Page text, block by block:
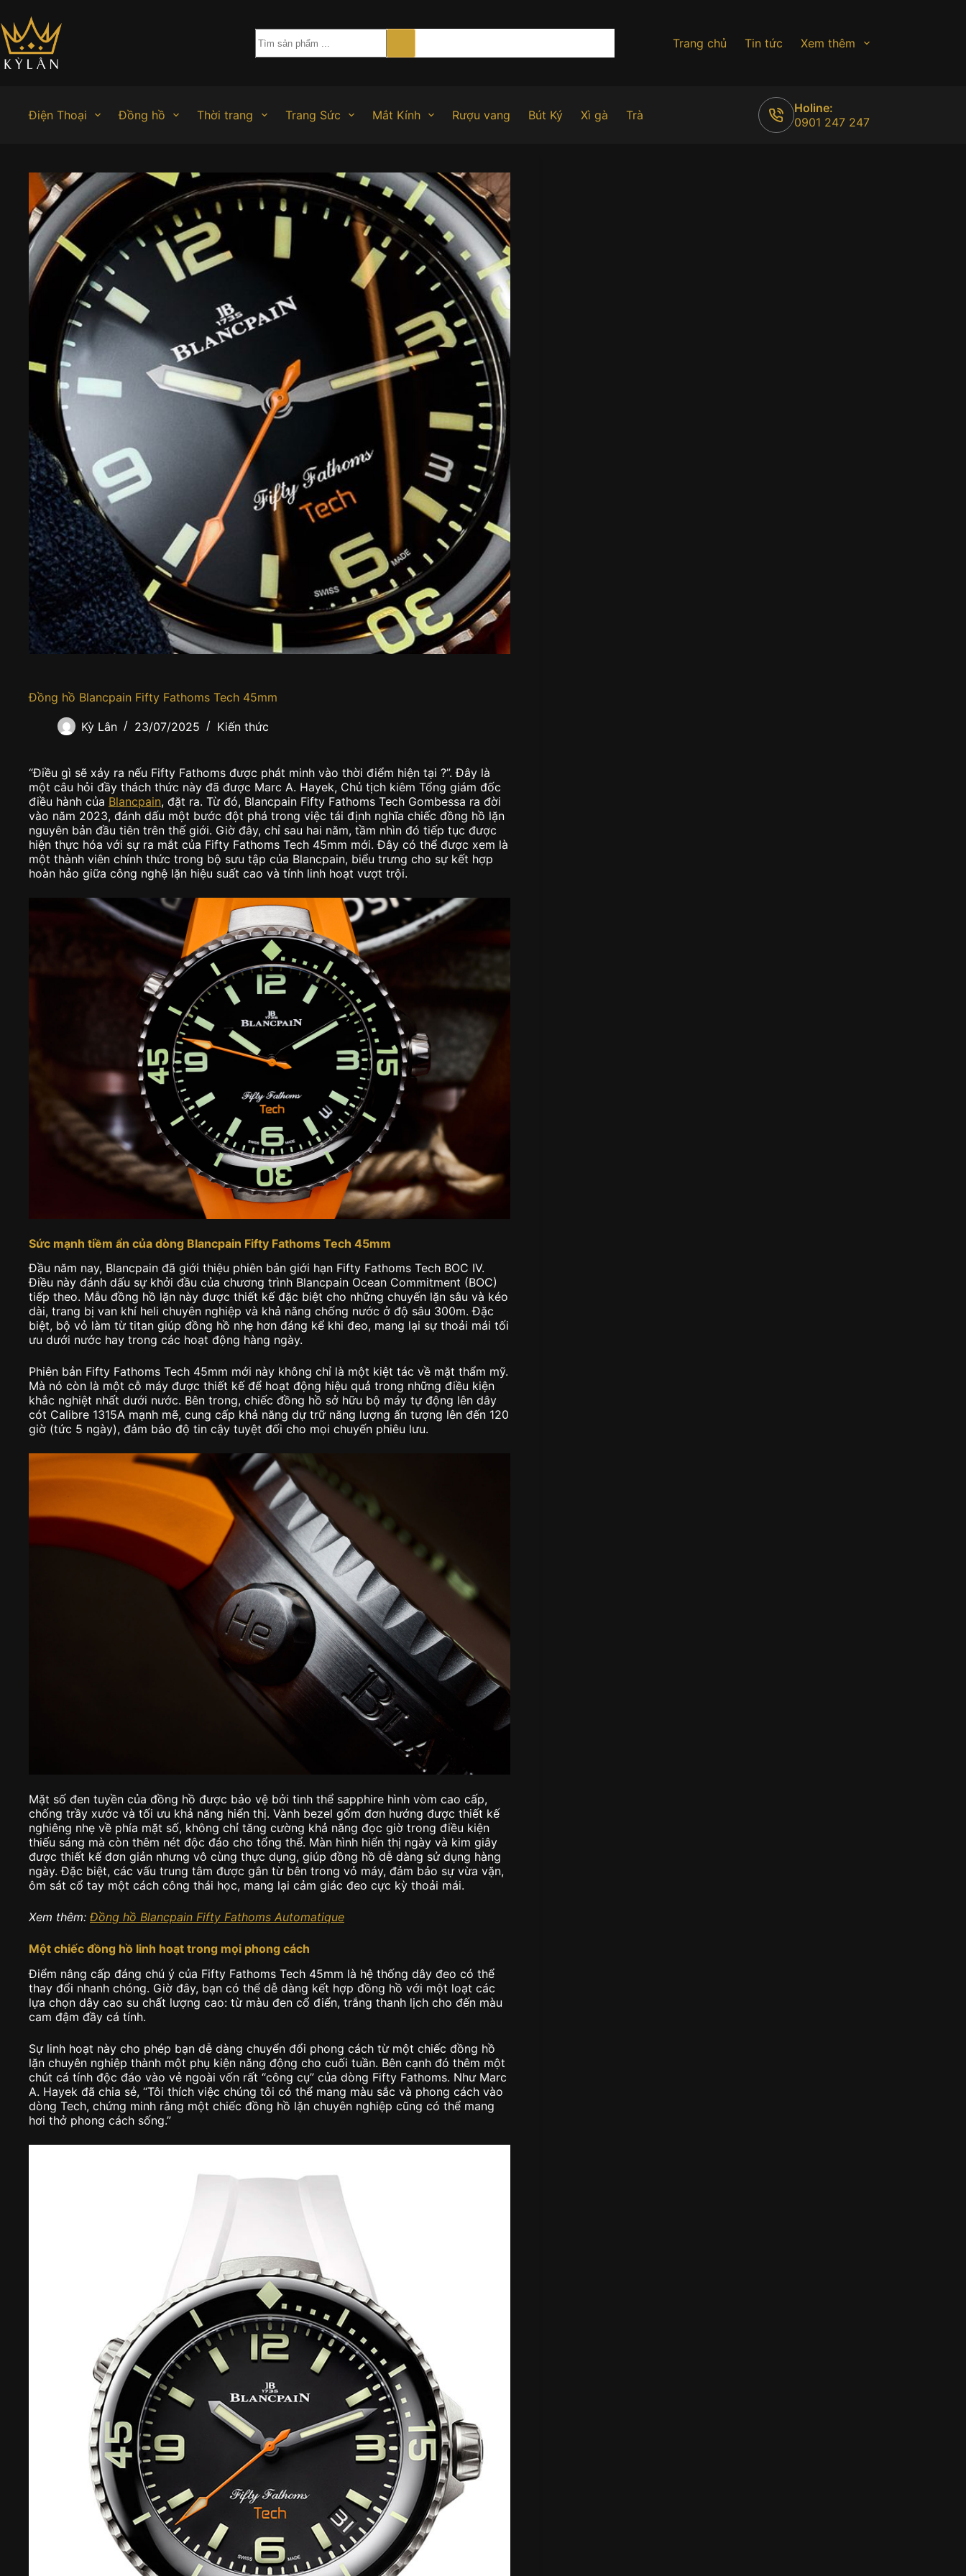
đến
phần
nội
dung
Trang chủ Tin tức Xem thêm
Điện Thoại Đồng hồ Thời trang Trang Sức Mắt Kính Rượu vang Bút Ký Xì gà Trà
Holine:
0901 247 247
Đồng hồ Blancpain Fifty Fathoms Tech 45mm
Kỳ Lân 23/07/2025 Kiến thức
“Điều gì sẽ xảy ra nếu Fifty Fathoms được phát minh vào thời điểm hiện tại ?”. Đây là
một câu hỏi đầy thách thức này đã được Marc A. Hayek, Chủ tịch kiêm Tổng giám đốc
điều hành của Blancpain, đặt ra. Từ đó, Blancpain Fifty Fathoms Tech Gombessa ra đời
vào năm 2023, đánh dấu một bước đột phá trong việc tái định nghĩa chiếc đồng hồ lặn
nguyên bản đầu tiên trên thế giới. Giờ đây, chỉ sau hai năm, tầm nhìn đó tiếp tục được
hiện thực hóa với sự ra mắt của Fifty Fathoms Tech 45mm mới. Đây có thể được xem là
một thành viên chính thức trong bộ sưu tập của Blancpain, biểu trưng cho sự kết hợp
hoàn hảo giữa công nghệ lặn hiệu suất cao và tính linh hoạt vượt trội.
Sức mạnh tiềm ẩn của dòng Blancpain Fifty Fathoms Tech 45mm
Đầu năm nay, Blancpain đã giới thiệu phiên bản giới hạn Fifty Fathoms Tech BOC IV.
Điều này đánh dấu sự khởi đầu của chương trình Blancpain Ocean Commitment (BOC)
tiếp theo. Mẫu đồng hồ lặn này được thiết kế đặc biệt cho những chuyến lặn sâu và kéo
dài, trang bị van khí heli chuyên nghiệp và khả năng chống nước ở độ sâu 300m. Đặc
biệt, bộ vỏ làm từ titan giúp đồng hồ nhẹ hơn đáng kể khi đeo, mang lại sự thoải mái tối
ưu dưới nước hay trong các hoạt động hàng ngày.
Phiên bản Fifty Fathoms Tech 45mm mới này không chỉ là một kiệt tác về mặt thẩm mỹ.
Mà nó còn là một cỗ máy được thiết kế để hoạt động hiệu quả trong những điều kiện
khắc nghiệt nhất dưới nước. Bên trong, chiếc đồng hồ sở hữu bộ máy tự động lên dây
cót Calibre 1315A mạnh mẽ, cung cấp khả năng dự trữ năng lượng ấn tượng lên đến 120
giờ (tức 5 ngày), đảm bảo độ tin cậy tuyệt đối cho mọi chuyến phiêu lưu.
Mặt số đen tuyền của đồng hồ được bảo vệ bởi tinh thể sapphire hình vòm cao cấp,
chống trầy xước và tối ưu khả năng hiển thị. Vành bezel gốm đơn hướng được thiết kế
nghiêng nhẹ về phía mặt số, không chỉ tăng cường khả năng đọc giờ trong điều kiện
thiếu sáng mà còn thêm nét độc đáo cho tổng thể. Màn hình hiển thị ngày và kim giây
được thiết kế đơn giản nhưng vô cùng thực dụng, giúp đồng hồ dễ dàng sử dụng hàng
ngày. Đặc biệt, các vấu trung tâm được gắn từ bên trong vỏ máy, đảm bảo sự vừa vặn,
ôm sát cổ tay một cách công thái học, mang lại cảm giác đeo cực kỳ thoải mái.
Xem thêm: Đồng hồ Blancpain Fifty Fathoms Automatique
Một chiếc đồng hồ linh hoạt trong mọi phong cách
Điểm nâng cấp đáng chú ý của Fifty Fathoms Tech 45mm là hệ thống dây đeo có thể
thay đổi nhanh chóng. Giờ đây, bạn có thể dễ dàng kết hợp đồng hồ với một loạt các
lựa chọn dây cao su chất lượng cao: từ màu đen cổ điển, trắng thanh lịch cho đến màu
cam đậm đầy cá tính.
Sự linh hoạt này cho phép bạn dễ dàng chuyển đổi phong cách từ một chiếc đồng hồ
lặn chuyên nghiệp thành một phụ kiện năng động cho cuối tuần. Bên cạnh đó thêm một
chút cá tính độc đáo vào vẻ ngoài vốn rất “công cụ” của dòng Fifty Fathoms. Như Marc
A. Hayek đã chia sẻ, “Tôi thích việc chúng tôi có thể mang màu sắc và phong cách vào
dòng Tech, chứng minh rằng một chiếc đồng hồ lặn chuyên nghiệp cũng có thể mang
hơi thở phong cách sống.”